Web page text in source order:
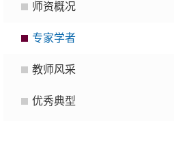
师资概况
专家学者
教师风采
优秀典型